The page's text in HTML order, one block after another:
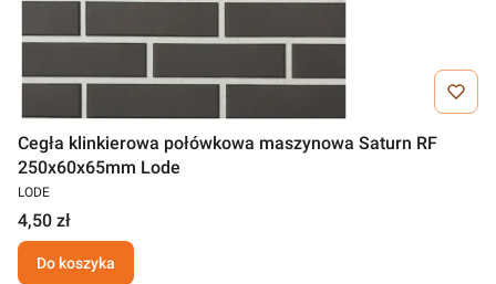
Cegła klinkierowa połówkowa maszynowa Saturn RF
250x60x65mm Lode
LODE
4,50 zł
Do koszyka